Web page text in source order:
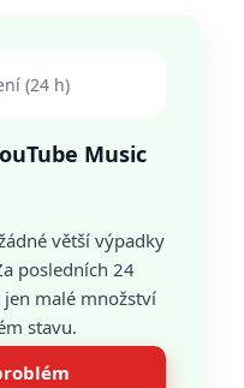
(24 h)
Music
větší výpadky
posledních 24
malé množství
stavu.